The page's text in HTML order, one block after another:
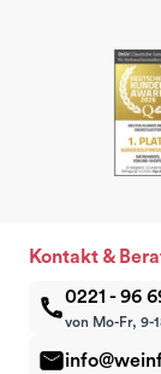
Kontakt &
0221 - 96
von Mo-Fr, 9-